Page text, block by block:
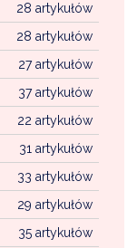
28 artykułów
28 artykułów
27 artykułów
37 artykułów
22 artykułów
31 artykułów
33 artykułów
29 artykułów
35 artykułów